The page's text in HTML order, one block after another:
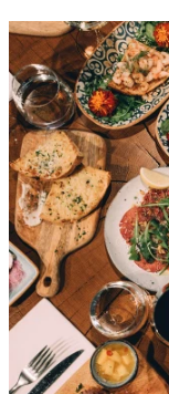
Bildspel
med
bilder